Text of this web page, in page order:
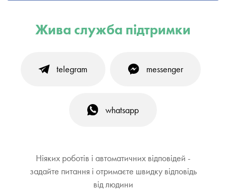
Жива служба підтримки
telegram messenger
whatsapp
Ніяких роботів і автоматичних відповідей -
задайте питання і отримаєте швидку відповідь
від людини